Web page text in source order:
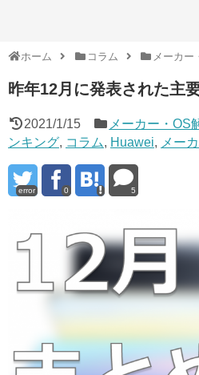
ホーム コラム メーカー
昨年12月に発表された主
2021/1/15 メーカー・OS
ンキング, コラム, Huawei, メー
error 0 5